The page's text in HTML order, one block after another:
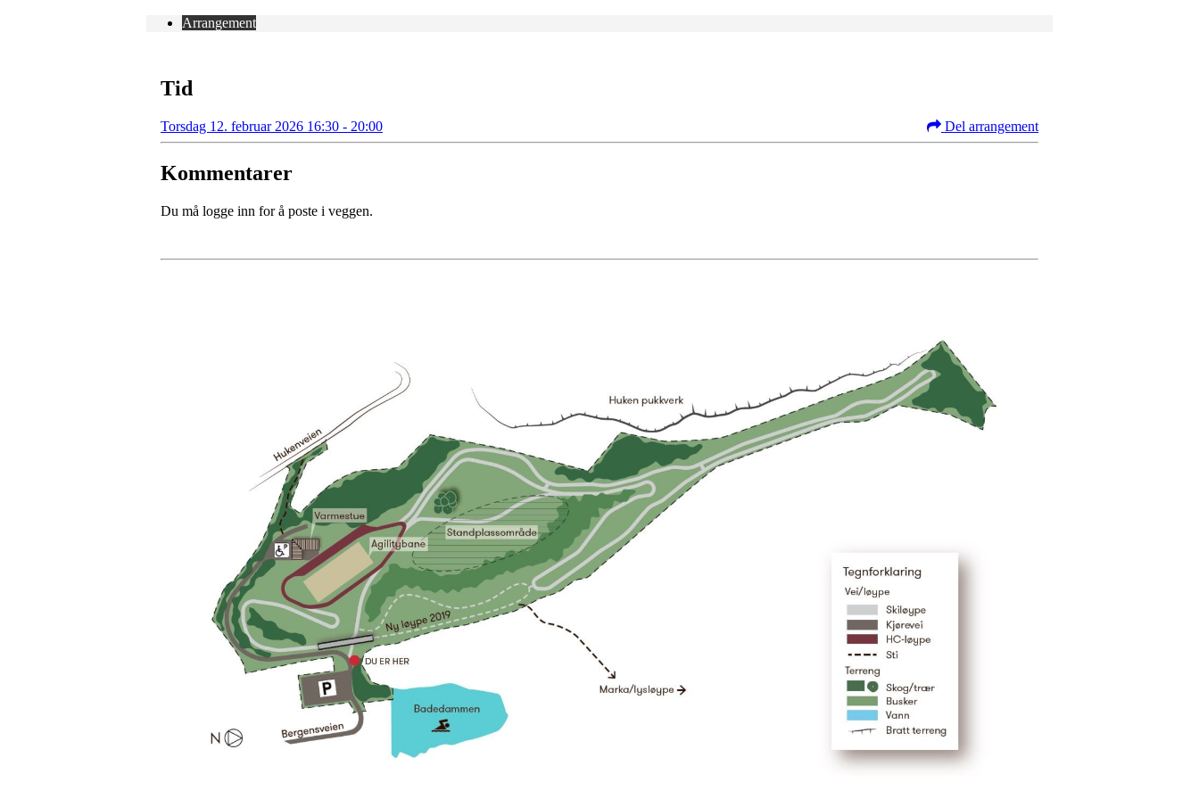
Arrangement
Tid
Torsdag 12. februar 2026 16:30 - 20:00 Del arrangement
Kommentarer
Du må logge inn for å poste i veggen.